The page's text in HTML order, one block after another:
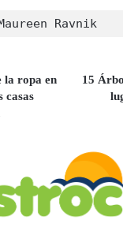
Ravnik
la ropa en
casas
15